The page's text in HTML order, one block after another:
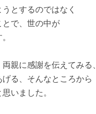
とするのではなく
で、世の中が
親に感謝を伝えてみる、
る、そんなところから
いました。